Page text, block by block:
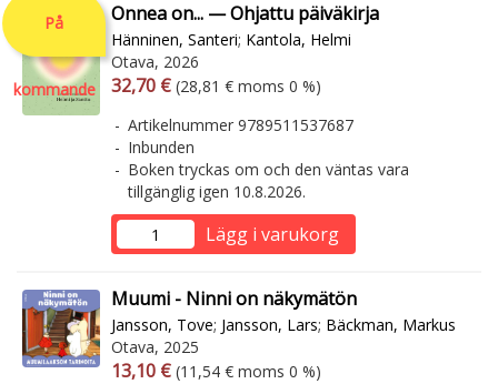
På
kommande
Onnea on... — Ohjattu päiväkirja
Hänninen, Santeri; Kantola, Helmi
Otava, 2026
Arvonlisäverollinen hinta
32,70 € Arvonlisäveroton hinta
(28,81 € moms 0 %)
Artikelnummer 9789511537687
Inbunden
Boken tryckas om och den väntas vara
tillgänglig igen 10.8.2026.
Lägg i varukorg
Muumi - Ninni on näkymätön
Jansson, Tove; Jansson, Lars; Bäckman, Markus
Otava, 2025
Arvonlisäverollinen hinta
13,10 € Arvonlisäveroton hinta
(11,54 € moms 0 %)